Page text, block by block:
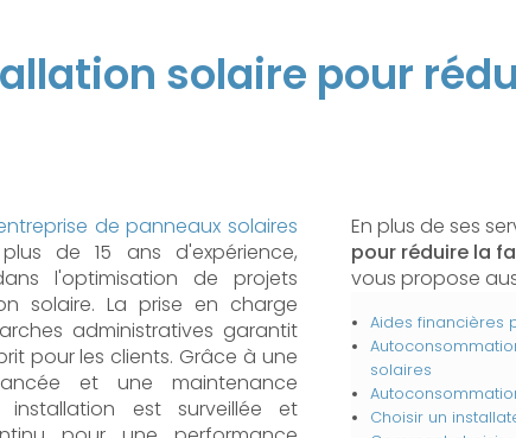
solaire pour
de panneaux solaires
de 15 ans d'expérience,
l'optimisation de projets
solaire. La prise en charge
administratives garantit
pour les clients. Grâce à une
et une maintenance
installation est surveillée et
En plus de ses
pour réduire la
vous propose
Aides financières
solaires
Choisir un